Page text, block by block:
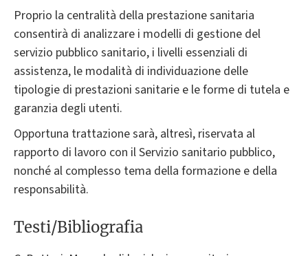
Proprio la centralità della prestazione sanitaria
consentirà di analizzare i modelli di gestione del
servizio pubblico sanitario, i livelli essenziali di
assistenza, le modalità di individuazione delle
tipologie di prestazioni sanitarie e le forme di tutela e
garanzia degli utenti.
Opportuna trattazione sarà, altresì, riservata al
rapporto di lavoro con il Servizio sanitario pubblico,
nonché al complesso tema della formazione e della
responsabilità.
Testi/Bibliografia